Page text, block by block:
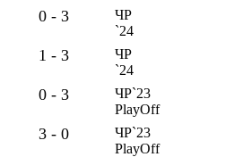
0 - 3
ЧР
`24
1 - 3
ЧР
`24
0 - 3
ЧР`23
PlayOff
3 - 0
ЧР`23
PlayOff